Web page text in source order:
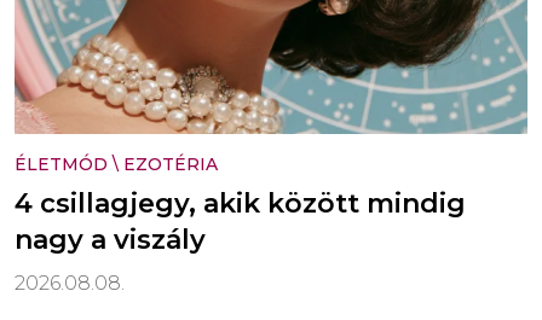
ÉLETMÓD \ EZOTÉRIA
4 csillagjegy, akik között mindig
nagy a viszály
2026.08.08.